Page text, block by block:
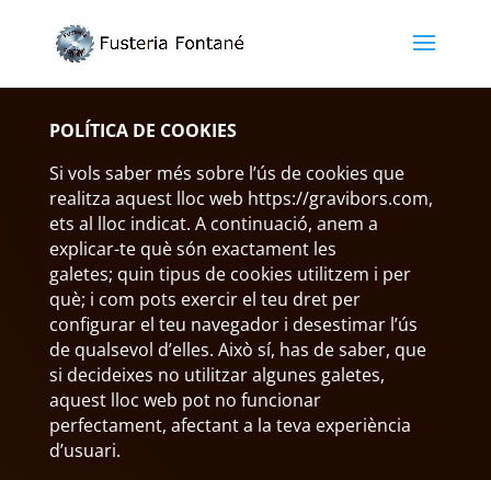
POLÍTICA DE COOKIES
Si vols saber més sobre l’ús de cookies que
realitza aquest lloc web https://gravibors.com,
ets al lloc indicat. A continuació, anem a
explicar-te què són exactament les
galetes; quin tipus de cookies utilitzem i per
què; i com pots exercir el teu dret per
configurar el teu navegador i desestimar l’ús
de qualsevol d’elles. Això sí, has de saber, que
si decideixes no utilitzar algunes galetes,
aquest lloc web pot no funcionar
perfectament, afectant a la teva experiència
d’usuari.